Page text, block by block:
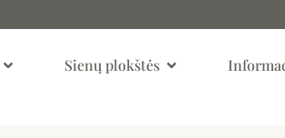
Open KambariaiSienų plokštės Open Sienų